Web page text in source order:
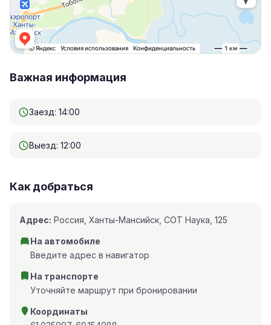
Важная информация
Заезд: 14:00
Выезд: 12:00
Как добраться
Адрес: Россия, Ханты-Мансийск, СОТ Наука, 125
На автомобиле
Введите адрес в навигатор
На транспорте
Уточняйте маршрут при бронировании
Координаты